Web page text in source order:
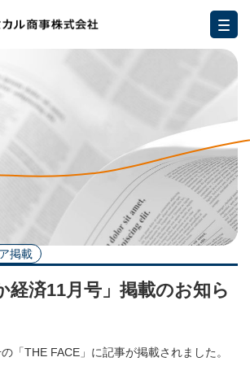
掲載
経済11月号」掲載のお知ら
「THE FACE」に記事が掲載されました。